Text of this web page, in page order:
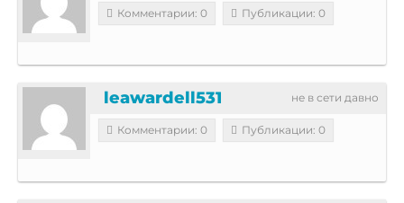
Комментарии: 0 Публикации: 0
не в сети давно
leawardell531
Комментарии: 0 Публикации: 0